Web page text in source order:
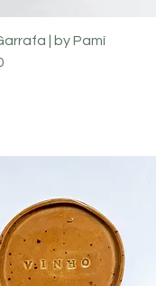
Visualização rápida
| by Pamí